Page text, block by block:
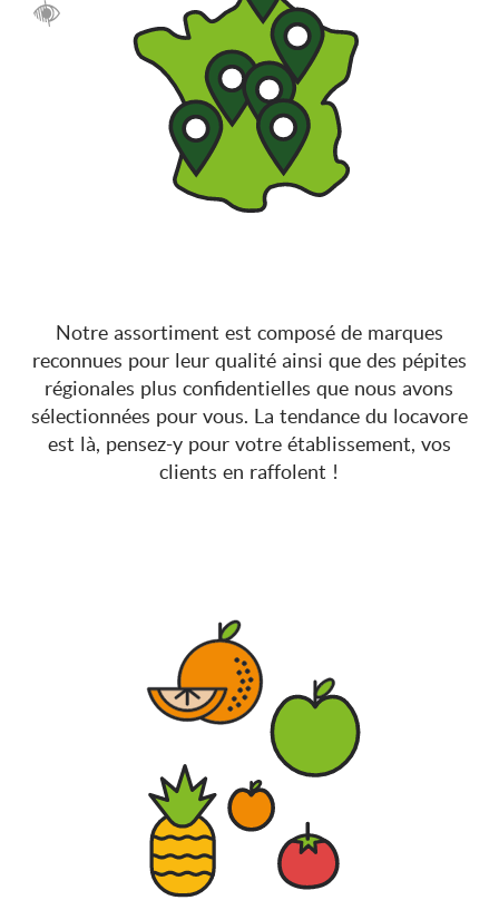
Notre assortiment est composé de marques
reconnues pour leur qualité ainsi que des pépites
régionales plus confidentielles que nous avons
sélectionnées pour vous. La tendance du locavore
est là, pensez-y pour votre établissement, vos
clients en raffolent !